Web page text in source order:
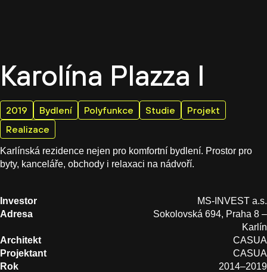
Karolína Plazza I
2019 Bydlení Polyfunkce Studie
Projekt
Realizace
Karlínská rezidence nejen pro komfortní bydlení. Prostor pro
byty, kanceláře, obchody i relaxaci na nádvoří.
Investor
MS-INVEST a.s.
Adresa
Sokolovská 694, Praha 8 –
Karlín
Architekt
CASUA
Projektant
CASUA
Rok
2014–2019